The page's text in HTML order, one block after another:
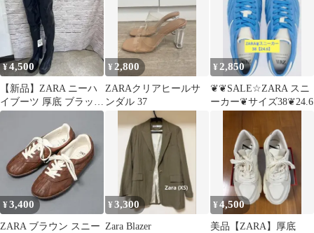
¥4,500
【新品】ZARA ニーハ
イブーツ 厚底 ブラック
39 （X-34）ｙ
¥ 2,800
ZARAクリアヒールサ
ンダル 37
¥ 2,850
❦❦SALE☆ZARA スニ
ーカー❦サイズ38❦24.6
¥3,400
ZARA ブラウン スニー
¥3,300
Zara Blazer
¥4,500
美品【ZARA】厚底